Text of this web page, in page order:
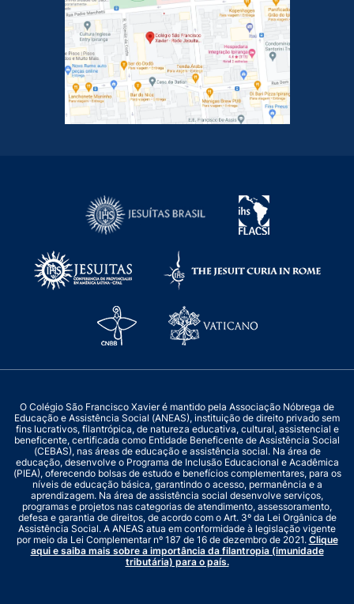
O Colégio São Francisco Xavier é mantido pela Associação Nóbrega de
Educação e Assistência Social (ANEAS), instituição de direito privado sem
fins lucrativos, filantrópica, de natureza educativa, cultural, assistencial e
beneficente, certificada como Entidade Beneficente de Assistência Social
(CEBAS), nas áreas de educação e assistência social. Na área de
educação, desenvolve o Programa de Inclusão Educacional e Acadêmica
(PIEA), oferecendo bolsas de estudo e benefícios complementares, para os
níveis de educação básica, garantindo o acesso, permanência e a
aprendizagem. Na área de assistência social desenvolve serviços,
programas e projetos nas categorias de atendimento, assessoramento,
defesa e garantia de direitos, de acordo com o Art. 3º da Lei Orgânica de
Assistência Social. A ANEAS atua em conformidade à legislação vigente
por meio da Lei Complementar nº 187 de 16 de dezembro de 2021. Clique
aqui e saiba mais sobre a importância da filantropia (imunidade
tributária) para o país.